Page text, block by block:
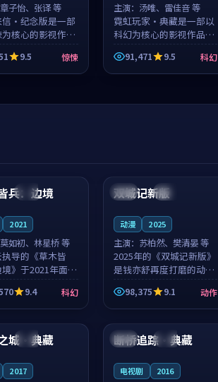
章子怡、张译 等
信·纪念版是一部
核心的影视作
危机、反转与人
开，整体节奏紧
推荐观看。
9.5 惊悚
主演： 汤唯、雷佳音 等
霓虹玩家·典藏是一部以
科幻为核心的影视作品，
围绕危机、反转与人物成
长展开，整体节奏紧凑，
值得推荐观看。
91,471 9.5 科幻
独播
99:44
兵：边境
2021
莫如初、林星桥 等
导的《草木皆
》于2021年面
的城市气质与校
人物心境共同构
基调。莫如初、
电影...
9.4 科幻
中国 独播
99:40
双城记新版
动漫 2025
主演： 苏柏然、樊清晏 等
2025年的《双城记新版》
是钱亦舒再度打磨的动作
佳作。中国大陆的取景与
沙漠探险的氛围相互成
就，苏柏然与樊清晏的对
片在悬念与...
98,375 9.1 动作
杜比
99:57
城·典藏
2017
中国 杜比
99:56
断桥追踪·典藏
电视剧 2016